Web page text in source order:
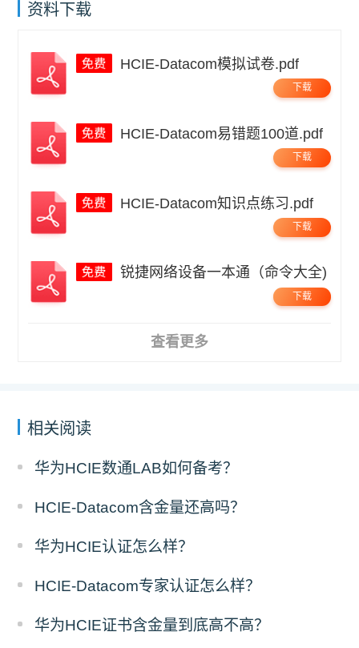
资料下载
HCIE-Datacom模拟试卷.pdf
下载
HCIE-Datacom易错题100道.pdf
下载
HCIE-Datacom知识点练习.pdf
下载
锐捷网络设备一本通（命令大全)
下载
查看更多
相关阅读
华为HCIE数通LAB如何备考？
HCIE-Datacom含金量还高吗？
华为HCIE认证怎么样？
HCIE-Datacom专家认证怎么样？
华为HCIE证书含金量到底高不高？